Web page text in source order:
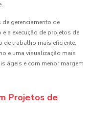
gerenciamento de
a execução de projetos de
de trabalho mais eficiente,
e uma visualização mais
ágeis e com menor margem
Projetos de